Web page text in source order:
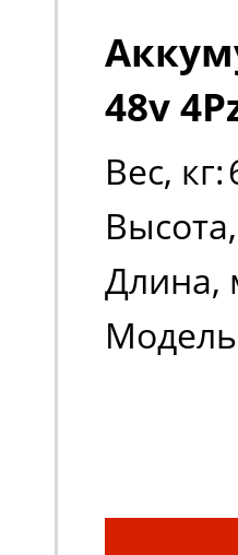
48v
Вес, кг:
Длина,